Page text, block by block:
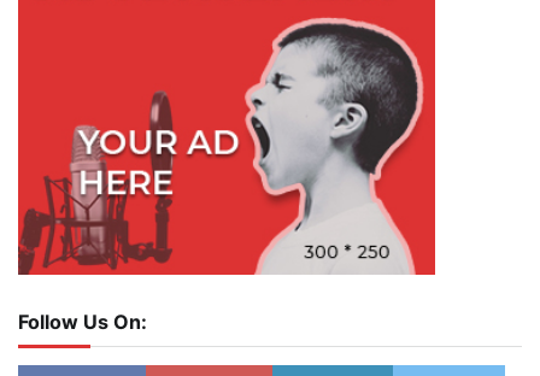
Follow Us On: